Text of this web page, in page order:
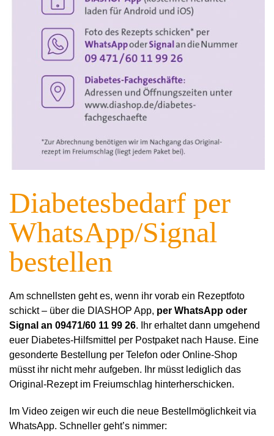
Diabetesbedarf per
WhatsApp/Signal
bestellen
Am schnellsten geht es, wenn ihr vorab ein Rezeptfoto
schickt – über die DIASHOP App, per WhatsApp oder
Signal an 09471/60 11 99 26. Ihr erhaltet dann umgehend
euer Diabetes-Hilfsmittel per Postpaket nach Hause. Eine
gesonderte Bestellung per Telefon oder Online-Shop
müsst ihr nicht mehr aufgeben. Ihr müsst lediglich das
Original-Rezept im Freiumschlag hinterherschicken.
Im Video zeigen wir euch die neue Bestellmöglichkeit via
WhatsApp. Schneller geht’s nimmer: